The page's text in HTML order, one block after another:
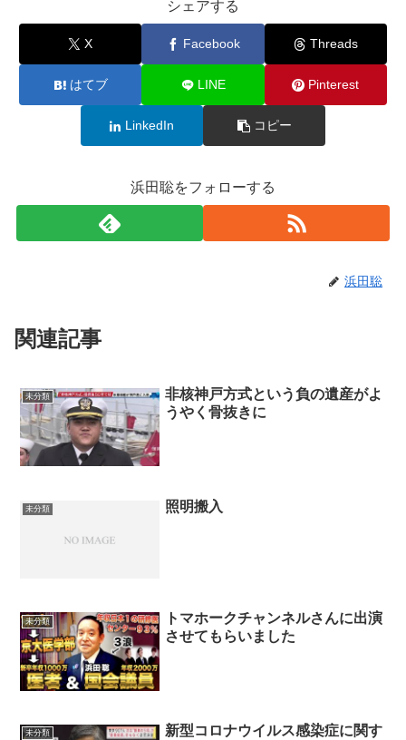
シェアする
X Facebook Threads
はてブ LINE Pinterest
LinkedIn コピー
浜田聡をフォローする
浜田聡
関連記事
未分類
非核神戸方式という負の遺産がよ
うやく骨抜きに
未分類 照明搬入
未分類
トマホークチャンネルさんに出演
させてもらいました
未分類
新型コロナウイルス感染症に関す